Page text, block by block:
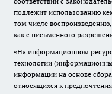
подлежит использованию
том числе
как с письменного
«На информационном
технологии
информации на основе
относящихся к